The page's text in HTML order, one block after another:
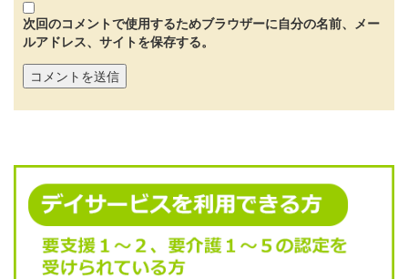
次回のコメントで使用するためブラウザーに自分の名前、メー
ルアドレス、サイトを保存する。